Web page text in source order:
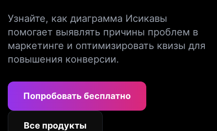
Узнайте, как диаграмма Исикавы
помогает выявлять причины проблем в
маркетинге и оптимизировать квизы для
повышения конверсии.
Попробовать бесплатно
Все продукты